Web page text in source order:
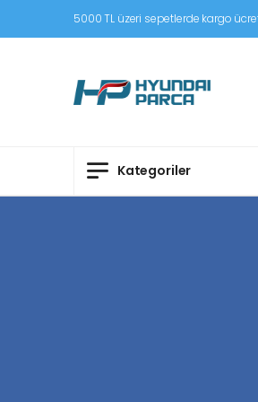
5000 TL üzeri sepetlerde kargo
Kategoriler